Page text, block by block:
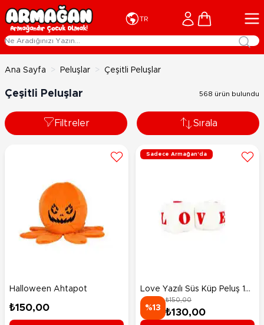
İçeriğe geç
TR Cart
Ana Sayfa > Peluşlar > Çeşitli Peluşlar
Çeşitli Peluşlar 568 ürün bulundu
Filtreler Sırala
Halloween Ahtapot
₺150,00
Sadece Armağan'da
Love Yazılı Süs Küp Peluş 10
Cm
%13
₺150,00
₺130,00